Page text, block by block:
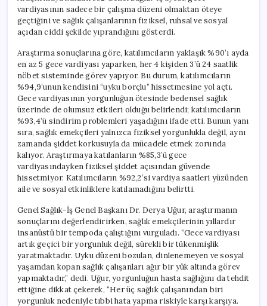
vardiyasının sadece bir çalışma düzeni olmaktan öteye
geçtiğini ve sağlık çalışanlarının fiziksel, ruhsal ve sosyal
açıdan ciddi şekilde yıprandığını gösterdi.
Araştırma sonuçlarına göre, katılımcıların yaklaşık %90’ı ayda
en az 5 gece vardiyası yaparken, her 4 kişiden 3’ü 24 saatlik
nöbet sisteminde görev yapıyor. Bu durum, katılımcıların
%94,9’unun kendisini “uyku borçlu” hissetmesine yol açtı.
Gece vardiyasının yorgunluğun ötesinde bedensel sağlık
üzerinde de olumsuz etkileri olduğu belirlendi; katılımcıların
%93,4’ü sindirim problemleri yaşadığını ifade etti. Bunun yanı
sıra, sağlık emekçileri yalnızca fiziksel yorgunlukla değil, aynı
zamanda şiddet korkusuyla da mücadele etmek zorunda
kalıyor. Araştırmaya katılanların %85,3’ü gece
vardiyasındayken fiziksel şiddet açısından güvende
hissetmiyor. Katılımcıların %92,2’si vardiya saatleri yüzünden
aile ve sosyal etkinliklere katılamadığını belirtti.
Genel Sağlık-İş Genel Başkanı Dr. Derya Uğur, araştırmanın
sonuçlarını değerlendirirken, sağlık emekçilerinin yıllardır
insanüstü bir tempoda çalıştığını vurguladı. “Gece vardiyası
artık geçici bir yorgunluk değil, sürekli bir tükenmişlik
yaratmaktadır. Uyku düzeni bozulan, dinlenemeyen ve sosyal
yaşamdan kopan sağlık çalışanları ağır bir yük altında görev
yapmaktadır,” dedi. Uğur, yorgunluğun hasta sağlığını da tehdit
ettiğine dikkat çekerek, “Her üç sağlık çalışanından biri
yorgunluk nedeniyle tıbbi hata yapma riskiyle karşı karşıya.